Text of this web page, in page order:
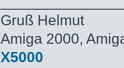
Gruß Helmut
Amiga 2000,
X5000